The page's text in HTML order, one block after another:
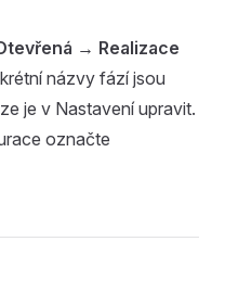
→ Realizace
názvy fází jsou
je v Nastavení upravit.
označte